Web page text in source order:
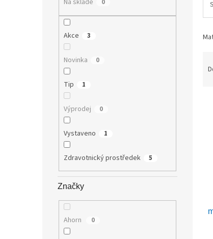
Na skladě 0
Akce 3
Novinka 0
Tip 1
Výprodej 0
Vystaveno 1
Zdravotnický prostředek 5
Značky
Ahorn 0